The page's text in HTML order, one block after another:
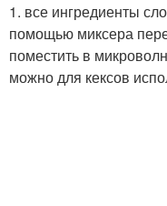
1. все ингредиенты
помощью миксера
поместить в
можно для кексов